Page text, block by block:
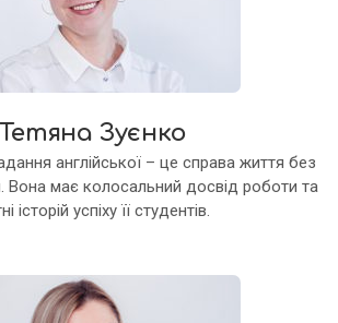
Тетяна Зуєнко
англійської – це справа життя без
Вона має колосальний досвід роботи та
історій успіху її студентів.